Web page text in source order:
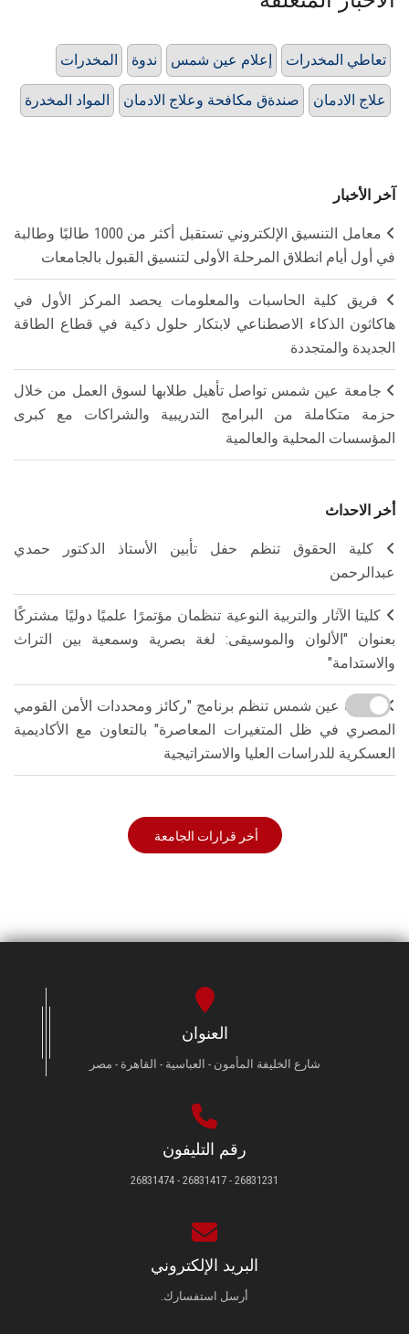
المخدرات ندوة إعلام عين شمس تعاطي المخدرات
المواد المخدرة صندةق مكافحة وعلاج الادمان علاج الادمان
آخر الأخبار
معامل التنسيق الإلكتروني تستقبل أكثر من 1000 طالبًا وطالبة
في أول أيام انطلاق المرحلة الأولى لتنسيق القبول بالجامعات
فريق كلية الحاسبات والمعلومات يحصد المركز الأول في
هاكاثون الذكاء الاصطناعي لابتكار حلول ذكية في قطاع الطاقة
الجديدة والمتجددة
جامعة عين شمس تواصل تأهيل طلابها لسوق العمل من خلال
حزمة متكاملة من البرامج التدريبية والشراكات مع كبرى
المؤسسات المحلية والعالمية
أخر الاحداث
كلية الحقوق تنظم حفل تأبين الأستاذ الدكتور حمدي
عبدالرحمن
كليتا الآثار والتربية النوعية تنظمان مؤتمرًا علميًا دوليًا مشتركًا
بعنوان "الألوان والموسيقى: لغة بصرية وسمعية بين التراث
والاستدامة"
جامعة عين شمس تنظم برنامج "ركائز ومحددات الأمن القومي
المصري في ظل المتغيرات المعاصرة" بالتعاون مع الأكاديمية
العسكرية للدراسات العليا والاستراتيجية
أخر قرارات الجامعة
العنوان
شارع الخليفة المأمون - العباسية - القاهرة - مصر
رقم التليفون
26831231 - 26831417 - 26831474
البريد الإلكتروني
أرسل استفسارك.